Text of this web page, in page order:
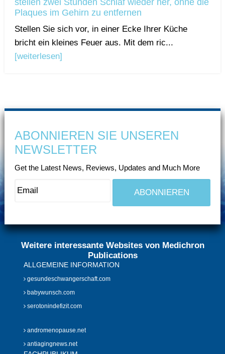
stellen zwei Stunden Schlaf wieder her, ohne die
Plaques im Gehirn zu entfernen
Stellen Sie sich vor, in einer Ecke Ihrer Küche
bricht ein kleines Feuer aus. Mit dem ric...
[weiterlesen]
ABONNIEREN SIE UNSEREN
NEWSLETTER
Get the Latest News, Reviews, Updates and Much More
Weitere interessante Websites von Medichron
Publications
ALLGEMEINE INFORMATION
gesundeschwangerschaft.com
babywunsch.com
serotonindefizit.com
andromenopause.net
antiagingnews.net